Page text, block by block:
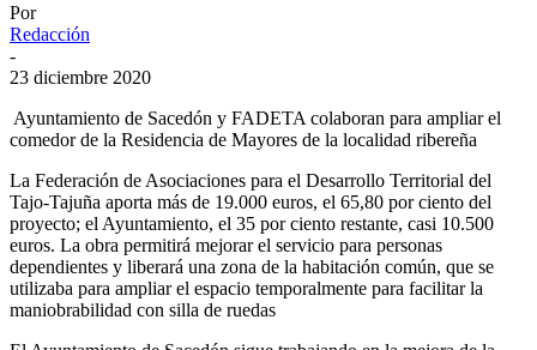
Por
Redacción
-
23 diciembre 2020
Ayuntamiento de Sacedón y FADETA colaboran para ampliar el
comedor de la Residencia de Mayores de la localidad ribereña
La Federación de Asociaciones para el Desarrollo Territorial del
Tajo-Tajuña aporta más de 19.000 euros, el 65,80 por ciento del
proyecto; el Ayuntamiento, el 35 por ciento restante, casi 10.500
euros. La obra permitirá mejorar el servicio para personas
dependientes y liberará una zona de la habitación común, que se
utilizaba para ampliar el espacio temporalmente para facilitar la
maniobrabilidad con silla de ruedas